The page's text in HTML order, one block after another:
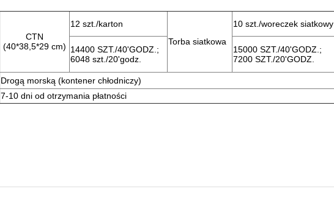
CTN
(40*38,5*29 cm)
12 szt./karton
Torba siatkowa
10 szt./woreczek siatkowy
14400 SZT./40'GODZ.;
6048 szt./20'godz.
15000 SZT./40'GODZ.;
7200 SZT./20'GODZ.
Drogą morską (kontener chłodniczy)
7-10 dni od otrzymania płatności